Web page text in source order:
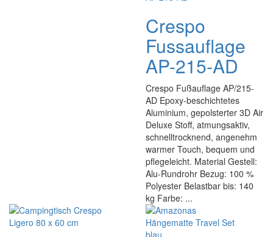
Crespo
Fussauflage
AP-215-AD
Crespo Fußauflage AP/215-
AD Epoxy-beschichtetes
Aluminium, gepolsterter 3D Air
Deluxe Stoff, atmungsaktiv,
schnelltrocknend, angenehm
warmer Touch, bequem und
pflegeleicht. Material Gestell:
Alu-Rundrohr Bezug: 100 %
Polyester Belastbar bis: 140
kg Farbe: ...